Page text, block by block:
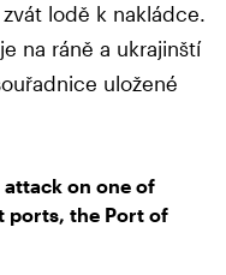
lodě k nakládce.
na ráně a ukrajinští
uložené
attack on one of
ports, the Port of